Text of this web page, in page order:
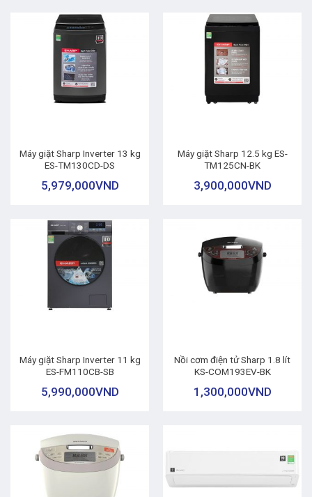
Máy giặt Sharp Inverter 13 kg
ES-TM130CD-DS
5,979,000VND
Máy giặt Sharp 12.5 kg ES-
TM125CN-BK
3,900,000VND
Máy giặt Sharp Inverter 11 kg
ES-FM110CB-SB
5,990,000VND
Nồi cơm điện tử Sharp 1.8 lít
KS-COM193EV-BK
1,300,000VND